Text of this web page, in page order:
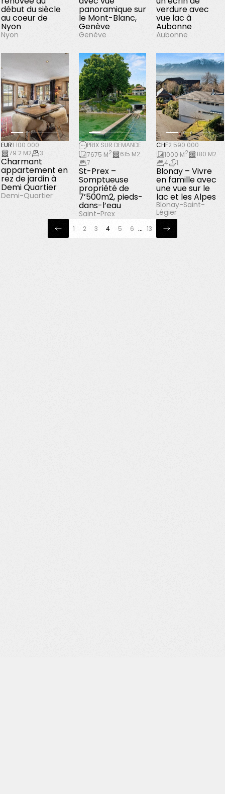
début du siècle
au coeur de
Nyon
Nyon
panoramique sur
le Mont-Blanc,
Genève
Genève
verdure avec
vue lac à
Aubonne
Aubonne
EUR1 100 000
79.2 M2
3
Charmant
appartement en
rez de jardin à
Demi Quartier
Demi-Quartier
PRIX SUR DEMANDE
7675 M2
615 M2
7
St-Prex –
Somptueuse
propriété de
7’500m2, pieds-
dans-l’eau
Saint-Prex
CHF2 590 000
1000 M2
180 M2
4
1
Blonay – Vivre
en famille avec
une vue sur le
lac et les Alpes
Blonay-Saint-
Légier
1 2 3 4 5 6 … 13